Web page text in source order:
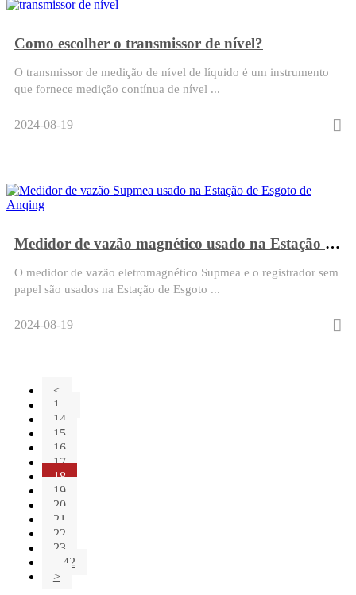
Como escolher o transmissor de nível?
O transmissor de medição de nível de líquido é um instrumento
que fornece medição contínua de nível ...
2024-08-19
Medidor de vazão magnético usado na Estação de Esgoto de Anqing
O medidor de vazão eletromagnético Supmea e o registrador sem
papel são usados na Estação de Esgoto ...
2024-08-19
<
1...
14
15
16
17
18
19
20
21
22
23
...42
>